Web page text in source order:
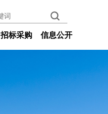
招标采购 信息公开